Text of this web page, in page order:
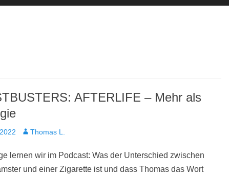
AFTERLIFE – Mehr als
AutorThomas L.
lernen wir im Podcast: Was der Unterschied zwischen
und einer Zigarette ist und dass Thomas das Wort